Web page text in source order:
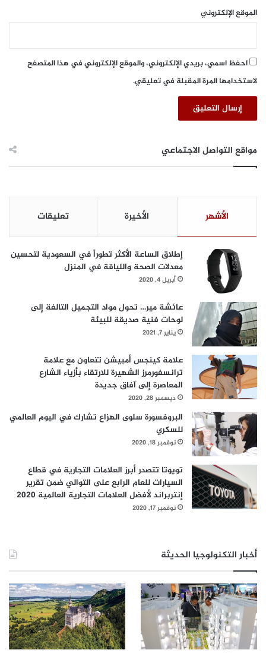
ق
ا
ا
و
ا
ق
ص
يً
ا
الموقع الإلكتروني
احفظ اسمي، بريدي الإلكتروني، والموقع الإلكتروني في هذا المتصفح
لاستخدامها المرة المقبلة في تعليقي.
مواقع التواصل الاجتماعي
الأشهر الأخيرة تعليقات
إطلاق الساعة الأكثر تطوراً في السعودية لتحسين
معدلات الصحة واللياقة في المنزل
أبريل 4, 2020
عائشة مير… تحول مواد التجميل التالفة إلى
لوحات فنية صديقة للبيئة
يناير 7, 2021
علامة كينجس أمبيشن تتعاون مع علامة
ترانسفورمرز الشهيرة للارتقاء بأزياء الشارع
المعاصرة إلى آفاق جديدة
ديسمبر 28, 2020
البروفسورة سلوى الهزاع تشارك في اليوم العالمي
للسكري
نوفمبر 18, 2020
تويوتا تتصدر أبرز العلامات التجارية في قطاع
السيارات للعام الرابع على التوالي ضمن تقرير
إنتربراند لأفضل العلامات التجارية العالمية 2020
نوفمبر 17, 2020
أخبار التكنولوجيا الحديثة